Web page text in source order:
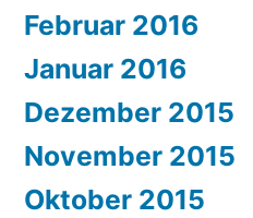
Februar 2016
Januar 2016
Dezember 2015
November 2015
Oktober 2015